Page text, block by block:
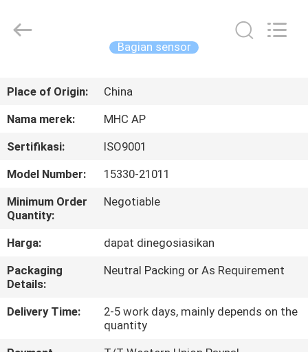
PRODUK
KAMI
TUR
PABRIK
KONTROL
KUALITAS
Parts
Limited.
Bagian sensor
Place of Origin:
China
Nama merek:
MHC AP
Sertifikasi:
ISO9001
Model Number:
15330-21011
Minimum Order
Quantity:
Negotiable
Harga:
dapat dinegosiasikan
Packaging
Details:
Neutral Packing or As Requirement
Delivery Time:
2-5 work days, mainly depends on the
quantity